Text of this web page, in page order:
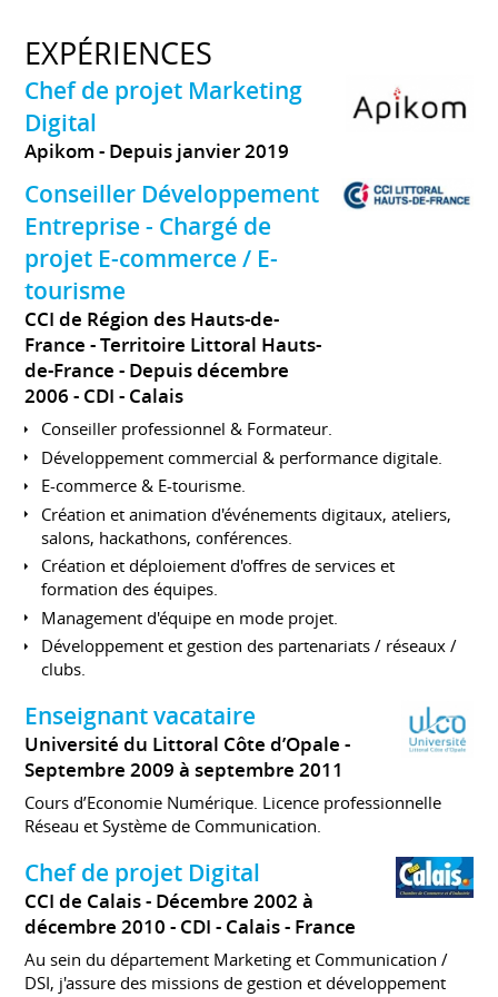
EXPÉRIENCES
Chef de projet Marketing
Digital
Apikom Depuis janvier 2019
Conseiller Développement
Entreprise - Chargé de
projet E-commerce / E-
tourisme
CCI de Région des Hauts-de-
France - Territoire Littoral Hauts-
de-France
Depuis décembre
2006 CDI Calais
Conseiller professionnel & Formateur.
Développement commercial & performance digitale.
E-commerce & E-tourisme.
Création et animation d'événements digitaux, ateliers,
salons, hackathons, conférences.
Création et déploiement d'offres de services et
formation des équipes.
Management d'équipe en mode projet.
Développement et gestion des partenariats / réseaux /
clubs.
Enseignant vacataire
Université du Littoral Côte d’Opale
Septembre 2009 à septembre 2011
Cours d’Economie Numérique. Licence professionnelle
Réseau et Système de Communication.
Chef de projet Digital
CCI de Calais
Décembre 2002 à
décembre 2010 CDI Calais France
Au sein du département Marketing et Communication /
DSI, j'assure des missions de gestion et développement